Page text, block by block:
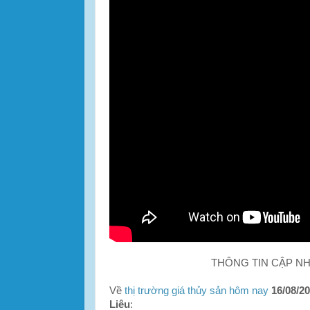
THÔNG TIN CẬP
Về thị trường giá thủy sản hôm nay 16/08/
Liêu: